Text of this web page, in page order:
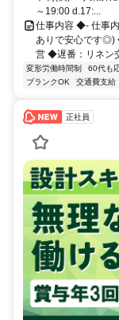
～19:00 d.17:...
仕事内容 ◆- 仕事
ありで安心です◎)
営 ◆遅番：リネン
変形労働時間制 60代も
ブランクOK
交通費支給
正社員